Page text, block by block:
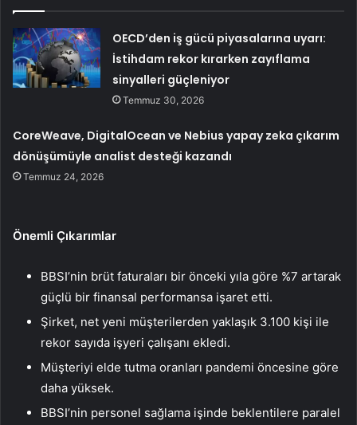
OECD’den iş gücü piyasalarına uyarı:
İstihdam rekor kırarken zayıflama
sinyalleri güçleniyor
Temmuz 30, 2026
CoreWeave, DigitalOcean ve Nebius yapay zeka çıkarım
dönüşümüyle analist desteği kazandı
Temmuz 24, 2026
Önemli Çıkarımlar
BBSI’nin brüt faturaları bir önceki yıla göre %7 artarak
güçlü bir finansal performansa işaret etti.
Şirket, net yeni müşterilerden yaklaşık 3.100 kişi ile
rekor sayıda işyeri çalışanı ekledi.
Müşteriyi elde tutma oranları pandemi öncesine göre
daha yüksek.
BBSI’nin personel sağlama işinde beklentilere paralel